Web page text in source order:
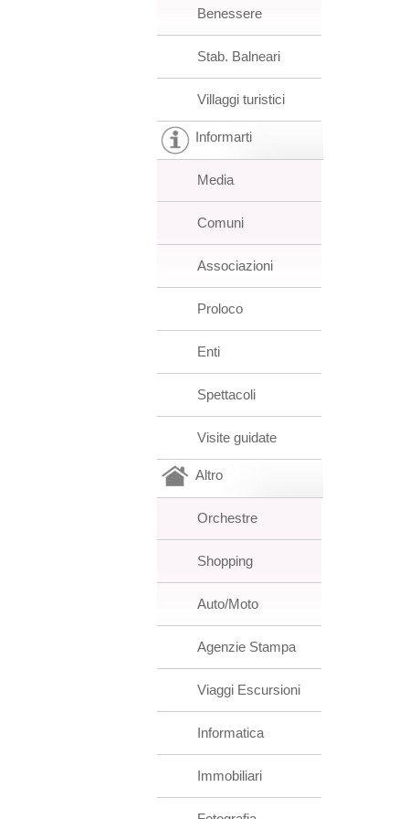
Benessere
Stab. Balneari
Villaggi turistici
Informarti
Media
Comuni
Associazioni
Proloco
Enti
Spettacoli
Visite guidate
Altro
Orchestre
Shopping
Auto/Moto
Agenzie Stampa
Viaggi Escursioni
Informatica
Immobiliari